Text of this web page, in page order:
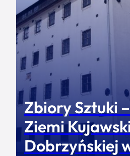
Zbiory Sztuki
Ziemi
Dobrzyńskiej